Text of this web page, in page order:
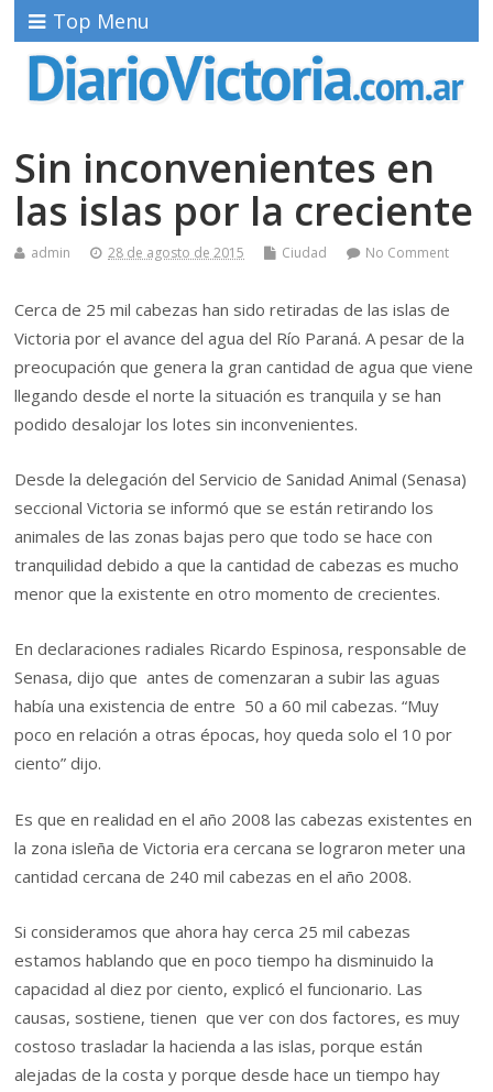
Top Menu
Sin inconvenientes en
las islas por la creciente
admin 28 de agosto de 2015 Ciudad No Comment
Cerca de 25 mil cabezas han sido retiradas de las islas de
Victoria por el avance del agua del Río Paraná. A pesar de la
preocupación que genera la gran cantidad de agua que viene
llegando desde el norte la situación es tranquila y se han
podido desalojar los lotes sin inconvenientes.
Desde la delegación del Servicio de Sanidad Animal (Senasa)
seccional Victoria se informó que se están retirando los
animales de las zonas bajas pero que todo se hace con
tranquilidad debido a que la cantidad de cabezas es mucho
menor que la existente en otro momento de crecientes.
En declaraciones radiales Ricardo Espinosa, responsable de
Senasa, dijo que antes de comenzaran a subir las aguas
había una existencia de entre 50 a 60 mil cabezas. “Muy
poco en relación a otras épocas, hoy queda solo el 10 por
ciento” dijo.
Es que en realidad en el año 2008 las cabezas existentes en
la zona isleña de Victoria era cercana se lograron meter una
cantidad cercana de 240 mil cabezas en el año 2008.
Si consideramos que ahora hay cerca 25 mil cabezas
estamos hablando que en poco tiempo ha disminuido la
capacidad al diez por ciento, explicó el funcionario. Las
causas, sostiene, tienen que ver con dos factores, es muy
costoso trasladar la hacienda a las islas, porque están
alejadas de la costa y porque desde hace un tiempo hay